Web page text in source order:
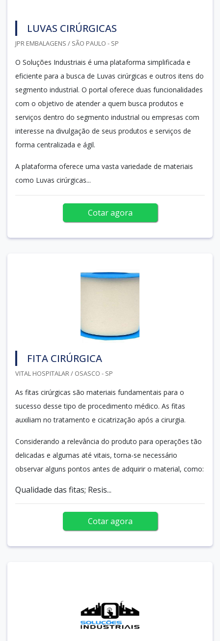
LUVAS CIRÚRGICAS
JPR EMBALAGENS / SÃO PAULO - SP
O Soluções Industriais é uma plataforma simplificada e
eficiente para a busca de Luvas cirúrgicas e outros itens do
segmento industrial. O portal oferece duas funcionalidades
com o objetivo de atender a quem busca produtos e
serviços dentro do segmento industrial ou empresas com
interesse na divulgação de seus produtos e serviços de
forma centralizada e ágil.
A plataforma oferece uma vasta variedade de materiais
como Luvas cirúrgicas...
Cotar agora
FITA CIRÚRGICA
VITAL HOSPITALAR / OSASCO - SP
As fitas cirúrgicas são materiais fundamentais para o
sucesso desse tipo de procedimento médico. As fitas
auxiliam no tratamento e cicatrização após a cirurgia.
Considerando a relevância do produto para operações tão
delicadas e algumas até vitais, torna-se necessário
observar alguns pontos antes de adquirir o material, como:
Qualidade das fitas; Resis...
Cotar agora